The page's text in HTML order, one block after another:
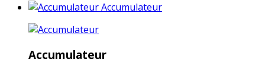
Accumulateur
Accumulateur